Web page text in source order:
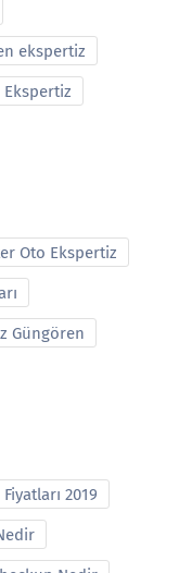
ekspertiz
Oto Ekspertiz
Güngören
2019